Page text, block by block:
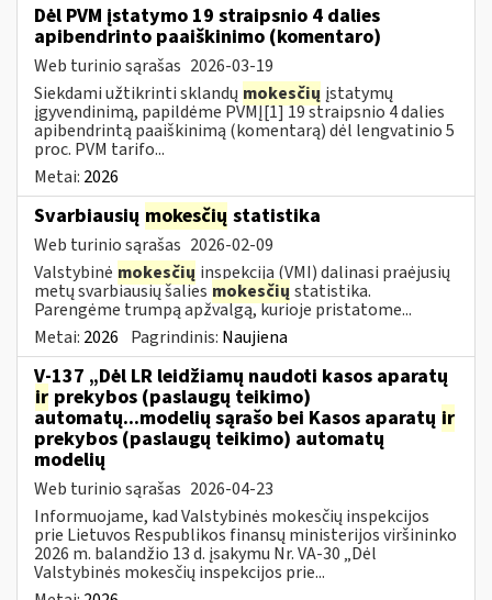
Dėl PVM įstatymo 19 straipsnio 4 dalies
apibendrinto paaiškinimo (komentaro)
Web turinio sąrašas 2026-03-19
Siekdami užtikrinti sklandų mokesčių įstatymų
įgyvendinimą, papildėme PVMĮ[1] 19 straipsnio 4 dalies
apibendrintą paaiškinimą (komentarą) dėl lengvatinio 5
proc. PVM tarifo...
Metai: 2026
Svarbiausių mokesčių statistika
Web turinio sąrašas 2026-02-09
Valstybinė mokesčių inspekcija (VMI) dalinasi praėjusių
metų svarbiausių šalies mokesčių statistika.
Parengėme trumpą apžvalgą, kurioje pristatome...
Metai: 2026 Pagrindinis: Naujiena
V-137 „Dėl LR leidžiamų naudoti kasos aparatų
ir prekybos (paslaugų teikimo)
automatų...modelių sąrašo bei Kasos aparatų ir
prekybos (paslaugų teikimo) automatų
modelių
Web turinio sąrašas 2026-04-23
Informuojame, kad Valstybinės mokesčių inspekcijos
prie Lietuvos Respublikos finansų ministerijos viršininko
2026 m. balandžio 13 d. įsakymu Nr. VA-30 „Dėl
Valstybinės mokesčių inspekcijos prie...